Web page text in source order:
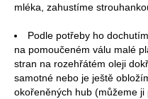
mléka, zahustíme
Podle potřeby ho
na pomoučeném válu malé
stran na rozehřátém oleji
samotné nebo je ještě
okořeněných hub (můžeme